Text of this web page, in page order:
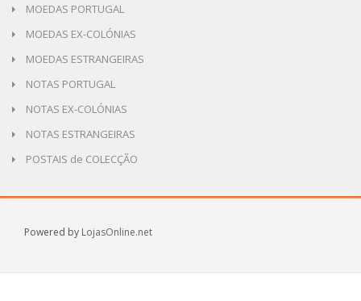
MOEDAS PORTUGAL
MOEDAS EX-COLÓNIAS
MOEDAS ESTRANGEIRAS
NOTAS PORTUGAL
NOTAS EX-COLÓNIAS
NOTAS ESTRANGEIRAS
POSTAIS de COLECÇÃO
Powered by LojasOnline.net